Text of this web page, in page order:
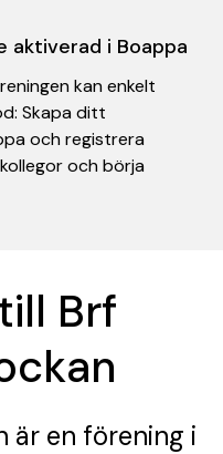
aktiverad i Boappa
kan enkelt
Skapa ditt
och registrera
och börja
Brf
är en förening i